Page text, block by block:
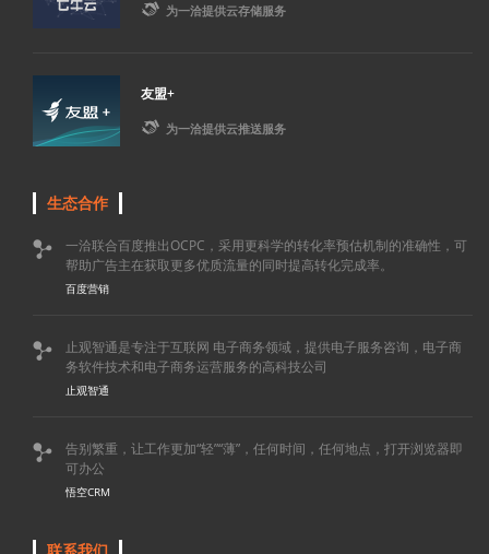
 为一洽提供云存储服务
友盟+
 为一洽提供云推送服务
生态合作

一洽联合百度推出OCPC，采用更科学的转化率预估机制的准确性，可
帮助广告主在获取更多优质流量的同时提高转化完成率。
百度营销

止观智通是专注于互联网 电子商务领域，提供电子服务咨询，电子商
务软件技术和电子商务运营服务的高科技公司
止观智通

告别繁重，让工作更加“轻”“薄”，任何时间，任何地点，打开浏览器即
可办公
悟空CRM